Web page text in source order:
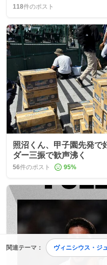
関連テーマ： ヴィニシウス・ジ
118件のポスト
照沼くん、甲子園先発
ダー三振で歓声沸く
56件のポスト 95%